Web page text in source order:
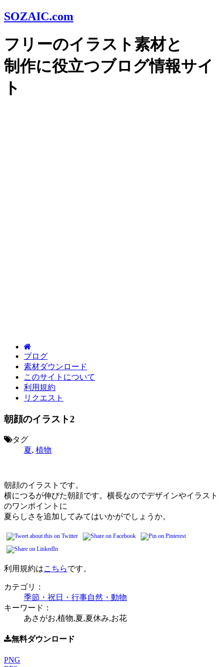
SOZAIC.com
フリーのイラスト素材と
制作に役立つブログ情報サイ
ト
ブログ
素材ダウンロード
このサイトについて
利用規約
リクエスト
朝顔のイラスト2
タグ
夏, 植物
朝顔のイラストです。
横につるが伸びた朝顔です。横長なのでデザインやイラスト
のワンポイントに
夏らしさを追加してみてはいかがでしょうか。
利用規約はこちらです。
カテゴリ：
季節・祝日・行事自然・動物
キーワード：
あさがお,植物,夏,夏休み,お花
無料ダウンロード
PNG